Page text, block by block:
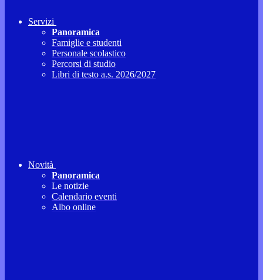
Servizi
Panoramica
Famiglie e studenti
Personale scolastico
Percorsi di studio
Libri di testo a.s. 2026/2027
Novità
Panoramica
Le notizie
Calendario eventi
Albo online